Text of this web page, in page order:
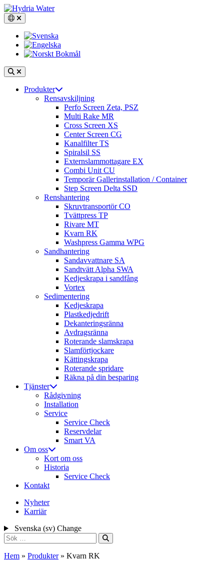
Hoppa
till
innehåll
Switch language, current language: Svenska
Search
main
navigation
Produkter
Rensavskiljning
Perfo Screen Zeta, PSZ
Multi Rake MR
Cross Screen XS
Center Screen CG
Kanalfilter TS
Spiralsil SS
Externslammottagare EX
Combi Unit CU
Temporär Gallerinstallation / Container
Step Screen Delta SSD
Renshantering
Skruvtransportör CO
Tvättpress TP
Rivare MT
Kvarn RK
Washpress Gamma WPG
Sandhantering
Sandavvattnare SA
Sandtvätt Alpha SWA
Kedjeskrapa i sandfång
Vortex
Sedimentering
Kedjeskrapa
Plastkedjedrift
Dekanteringsränna
Avdragsränna
Roterande slamskrapa
Slamförtjockare
Kättingskrapa
Roterande spridare
Räkna på din besparing
Tjänster
Rådgivning
Installation
Service
Service Check
Reservdelar
Smart VA
Om oss
Kort om oss
Historia
Service Check
Kontakt
Nyheter
Karriär
Svenska (sv) Change
Sök
efter:
Hem » Produkter» Kvarn RK